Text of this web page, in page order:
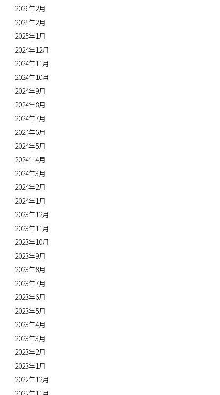
2026年2月
2025年2月
2025年1月
2024年12月
2024年11月
2024年10月
2024年9月
2024年8月
2024年7月
2024年6月
2024年5月
2024年4月
2024年3月
2024年2月
2024年1月
2023年12月
2023年11月
2023年10月
2023年9月
2023年8月
2023年7月
2023年6月
2023年5月
2023年4月
2023年3月
2023年2月
2023年1月
2022年12月
2022年11月